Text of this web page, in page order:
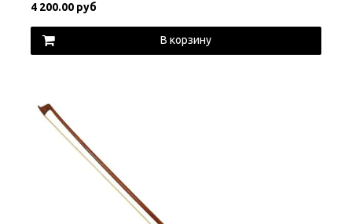
4 200.00 руб
В корзину